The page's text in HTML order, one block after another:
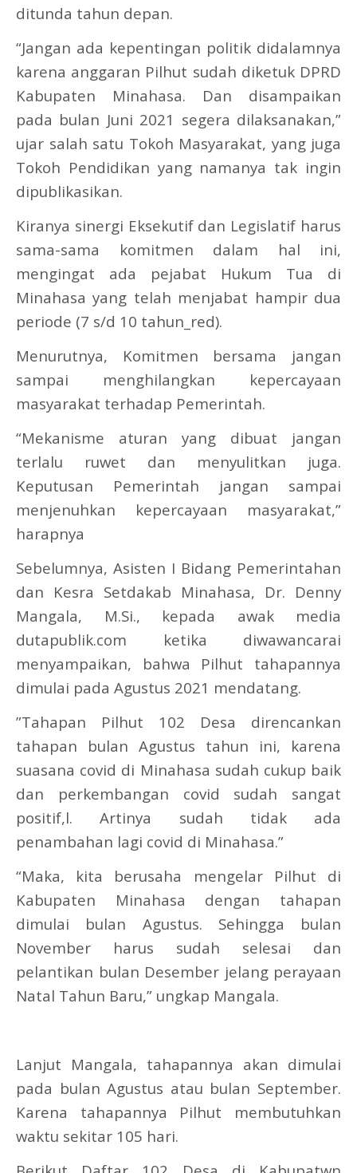
ditunda tahun depan.
“Jangan ada kepentingan politik didalamnya
karena anggaran Pilhut sudah diketuk DPRD
Kabupaten Minahasa. Dan disampaikan
pada bulan Juni 2021 segera dilaksanakan,”
ujar salah satu Tokoh Masyarakat, yang juga
Tokoh Pendidikan yang namanya tak ingin
dipublikasikan.
Kiranya sinergi Eksekutif dan Legislatif harus
sama-sama komitmen dalam hal ini,
mengingat ada pejabat Hukum Tua di
Minahasa yang telah menjabat hampir dua
periode (7 s/d 10 tahun_red).
Menurutnya, Komitmen bersama jangan
sampai menghilangkan kepercayaan
masyarakat terhadap Pemerintah.
“Mekanisme aturan yang dibuat jangan
terlalu ruwet dan menyulitkan juga.
Keputusan Pemerintah jangan sampai
menjenuhkan kepercayaan masyarakat,”
harapnya
Sebelumnya, Asisten I Bidang Pemerintahan
dan Kesra Setdakab Minahasa, Dr. Denny
Mangala, M.Si., kepada awak media
dutapublik.com ketika diwawancarai
menyampaikan, bahwa Pilhut tahapannya
dimulai pada Agustus 2021 mendatang.
”Tahapan Pilhut 102 Desa direncankan
tahapan bulan Agustus tahun ini, karena
suasana covid di Minahasa sudah cukup baik
dan perkembangan covid sudah sangat
positif,l. Artinya sudah tidak ada
penambahan lagi covid di Minahasa.”
“Maka, kita berusaha mengelar Pilhut di
Kabupaten Minahasa dengan tahapan
dimulai bulan Agustus. Sehingga bulan
November harus sudah selesai dan
pelantikan bulan Desember jelang perayaan
Natal Tahun Baru,” ungkap Mangala.
Lanjut Mangala, tahapannya akan dimulai
pada bulan Agustus atau bulan September.
Karena tahapannya Pilhut membutuhkan
waktu sekitar 105 hari.